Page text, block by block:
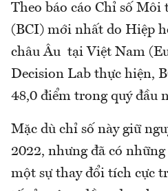
Theo báo cáo Chỉ số
(BCI) mới nhất do Hiệp
châu Âu tại Việt Nam
Decision Lab thực hiện,
48,0 điểm trong quý đầu
Mặc dù chỉ số này giữ
2022, nhưng đã có
một sự thay đổi tích cực